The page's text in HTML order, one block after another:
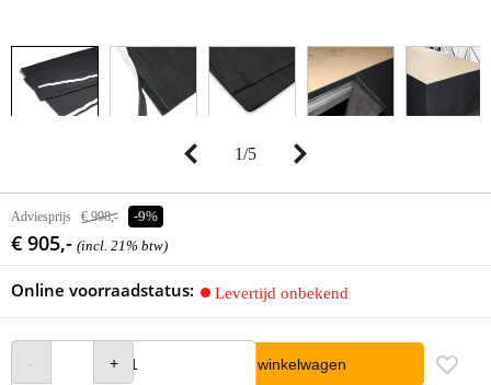
1/5
Adviesprijs € 998,- -9%
€ 905,- (incl. 21% btw)
Online voorraadstatus: Levertijd onbekend
In winkelwagen